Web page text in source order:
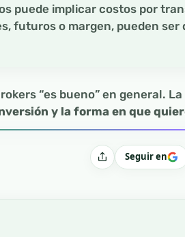
puede implicar costos por
futuros o margen, pueden ser
“es bueno” en general.
y la forma en que
CompartirSeguir en